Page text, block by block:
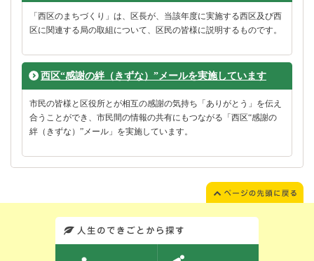
「西区のまちづくり」は、区長が、当該年度に実施する西区及び西
区に関連する局の取組について、区民の皆様に説明するものです。
西区“感謝の絆（きずな）”メールを実施しています
市民の皆様と区役所とが相互の感謝の気持ち「ありがとう」を伝え
合うことができ、市民間の情報の共有にもつながる「西区“感謝の
絆（きずな）”メール」を実施しています。